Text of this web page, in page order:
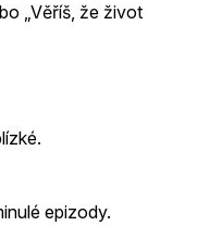
„Věříš, že život
epizody.